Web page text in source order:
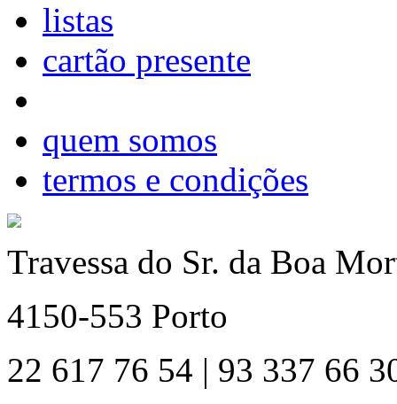
listas
cartão presente
quem somos
termos e condições
Travessa do Sr. da Boa
4150-553 Porto
22 617 76 54 | 93 337 66